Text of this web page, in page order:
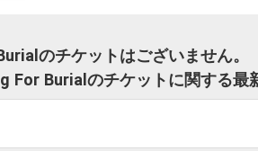
のチケットはございません。
For Burialのチケットに関する最